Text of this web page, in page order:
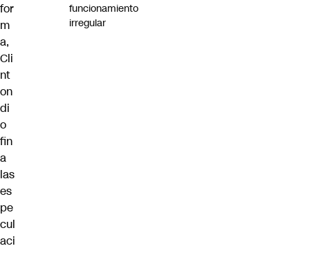
for
m
a,
Cli
nt
on
di
o
fin
a
las
es
pe
cul
aci
funcionamiento
irregular